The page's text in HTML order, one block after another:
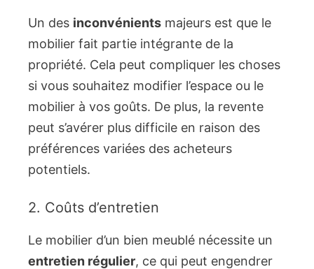
Un des inconvénients majeurs est que le
mobilier fait partie intégrante de la
propriété. Cela peut compliquer les choses
si vous souhaitez modifier l’espace ou le
mobilier à vos goûts. De plus, la revente
peut s’avérer plus difficile en raison des
préférences variées des acheteurs
potentiels.
2. Coûts d’entretien
Le mobilier d’un bien meublé nécessite un
entretien régulier, ce qui peut engendrer